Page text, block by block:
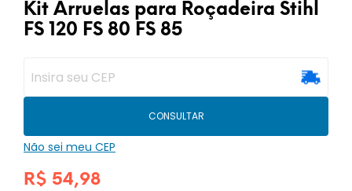
Kit Arruelas para Roçadeira Stihl
FS 120 FS 80 FS 85
CONSULTAR
Não sei meu CEP
R$ 54,98